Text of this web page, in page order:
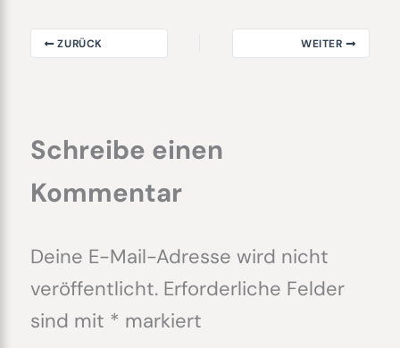
ZURÜCK WEITER
Schreibe einen
Kommentar
Deine E-Mail-Adresse wird nicht
veröffentlicht. Erforderliche Felder
sind mit * markiert